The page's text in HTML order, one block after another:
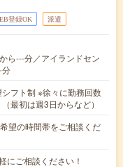
登録OK 派遣
ら---分／アイランドセン
分
シフト制 ※徐々に勤務回数
最初は週3日からなど）
望の時間帯をご相談くだ
ご相談ください！